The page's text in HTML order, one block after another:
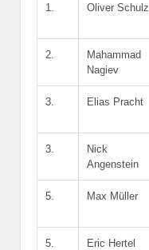
1. Oliver Schulz
2.
Mahammad
Nagiev
3. Elias Pracht
3.
Nick
Angenstein
5. Max Müller
5. Eric Hertel